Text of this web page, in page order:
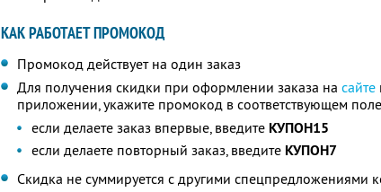
КАК РАБОТАЕТ ПРОМОКОД
Промокод действует на один заказ
Для получения скидки при оформлении заказа на сайте
приложении, укажите промокод в соответствующем
если делаете заказ впервые, введите КУПОН15
если делаете повторный заказ, введите КУПОН7
Скидка не суммируется с другими спецпредложениями